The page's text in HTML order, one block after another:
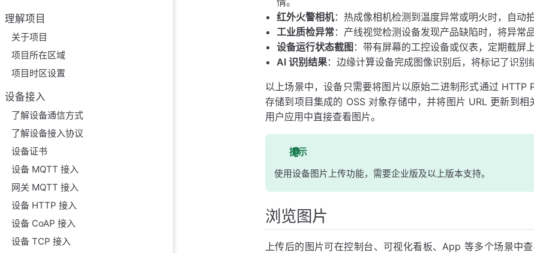
理解项目
关于项目
项目所在区域
项目时区设置
设备接入
了解设备通信方式
了解设备接入协议
设备证书
设备 MQTT 接入
网关 MQTT 接入
设备 HTTP 接入
设备 CoAP 接入
设备 TCP 接入
红外火警相机：热成像相机检测到温度异常或明火时，自动
工业质检异常：产线视觉检测设备发现产品缺陷时，将异常
设备运行状态截图 ：带有屏幕的工控设备或仪表，定期截屏
AI 识别结果：边缘计算设备完成图像识别后，将标记了识别
以上场景中，设备只需要将图片以原始二进制形式通过 HTTP
存储到项目集成的 OSS 对象存储中，并将图片 URL 更新到
用户应用中直接查看图片。
提示
使用设备图片上传功能，需要企业版及以上版本支持。
浏览图片
上传后的图片可在控制台、可视化看板、App 等多个场景中